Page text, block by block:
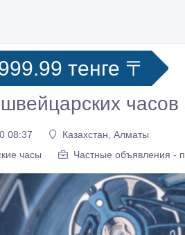
тенге 〒
часов
08:37
Казахстан, Алматы
часы
Частные объявления -